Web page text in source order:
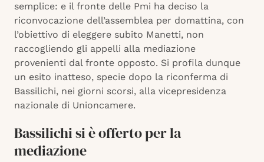
semplice: e il fronte delle Pmi ha deciso la
riconvocazione dell’assemblea per domattina, con
l’obiettivo di eleggere subito Manetti, non
raccogliendo gli appelli alla mediazione
provenienti dal fronte opposto. Si profila dunque
un esito inatteso, specie dopo la riconferma di
Bassilichi, nei giorni scorsi, alla vicepresidenza
nazionale di Unioncamere.
Bassilichi si è offerto per la
mediazione